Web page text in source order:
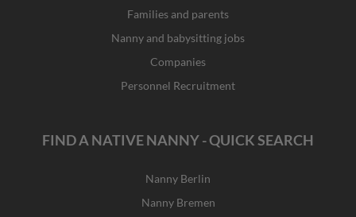
Families and parents
Nanny and babysitting jobs
Companies
Personnel Recruitment
FIND A NATIVE NANNY - QUICK SEARCH
Nanny Berlin
Nanny Bremen